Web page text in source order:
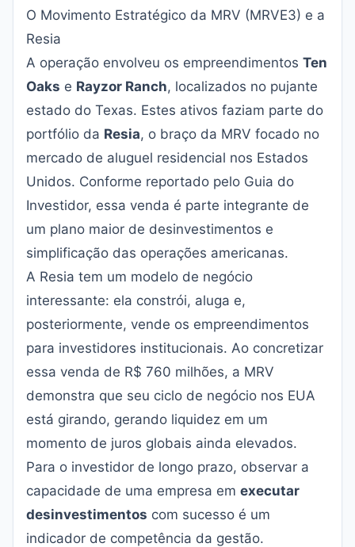
O Movimento Estratégico da MRV (MRVE3) e a
Resia
A operação envolveu os empreendimentos Ten
Oaks e Rayzor Ranch, localizados no pujante
estado do Texas. Estes ativos faziam parte do
portfólio da Resia, o braço da MRV focado no
mercado de aluguel residencial nos Estados
Unidos. Conforme reportado pelo Guia do
Investidor, essa venda é parte integrante de
um plano maior de desinvestimentos e
simplificação das operações americanas.
A Resia tem um modelo de negócio
interessante: ela constrói, aluga e,
posteriormente, vende os empreendimentos
para investidores institucionais. Ao concretizar
essa venda de R$ 760 milhões, a MRV
demonstra que seu ciclo de negócio nos EUA
está girando, gerando liquidez em um
momento de juros globais ainda elevados.
Para o investidor de longo prazo, observar a
capacidade de uma empresa em executar
desinvestimentos com sucesso é um
indicador de competência da gestão.